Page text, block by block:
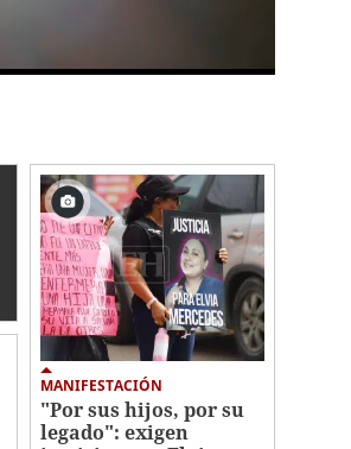
MANIFESTACIÓN
"Por sus hijos, por su
legado": exigen